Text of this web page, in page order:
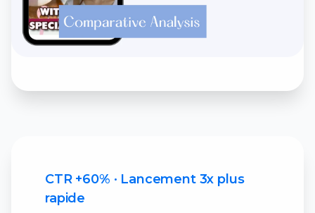
CTR +60% · Lancement 3x plus
rapide